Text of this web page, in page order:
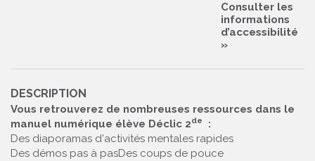
Consulter les
informations
d’accessibilité
»
DESCRIPTION
Vous retrouverez de nombreuses ressources dans le
manuel numérique élève Déclic 2de
:
Des diaporamas d'activités mentales rapides
Des démos pas à pasDes coups de pouce